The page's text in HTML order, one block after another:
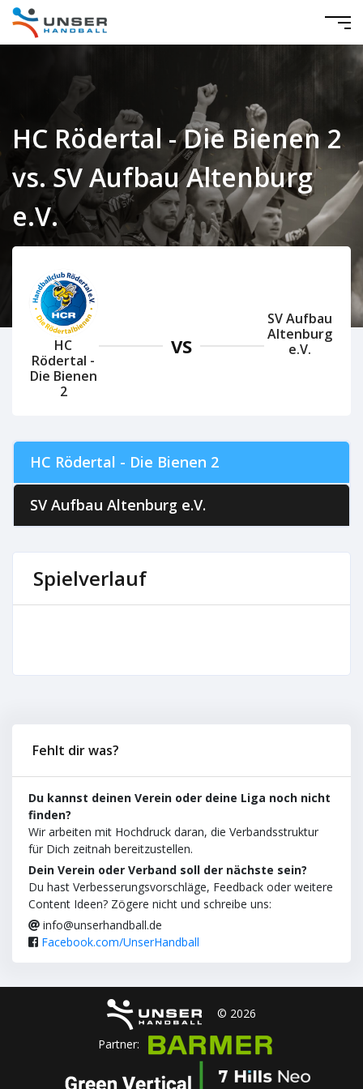
HC Rödertal - Die Bienen 2
vs. SV Aufbau Altenburg
e.V.
HC
Rödertal -
Die Bienen
2
VS
SV Aufbau
Altenburg
e.V.
HC Rödertal - Die Bienen 2
SV Aufbau Altenburg e.V.
Spielverlauf
Fehlt dir was?
Du kannst deinen Verein oder deine Liga noch nicht
finden?
Wir arbeiten mit Hochdruck daran, die Verbandsstruktur
für Dich zeitnah bereitzustellen.
Dein Verein oder Verband soll der nächste sein?
Du hast Verbesserungsvorschläge, Feedback oder weitere
Content Ideen? Zögere nicht und schreibe uns:
info@unserhandball.de
Facebook.com/UnserHandball
© 2026
Partner: